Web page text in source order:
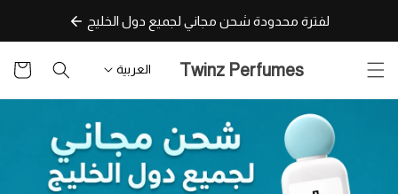
للمحتوىلفترة محدودة شحن مجاني لجميع دول الخليج
Twinz Perfumes العربية
التسوق